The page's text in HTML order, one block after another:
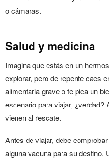
o cámaras.
Salud y medicina
Imagina que estás en un
explorar, pero de repente caes
alimentaria grave o te pica un
escenario para viajar, ¿verdad?
vienen al rescate.
Antes de viajar, debe
alguna vacuna para su destino.